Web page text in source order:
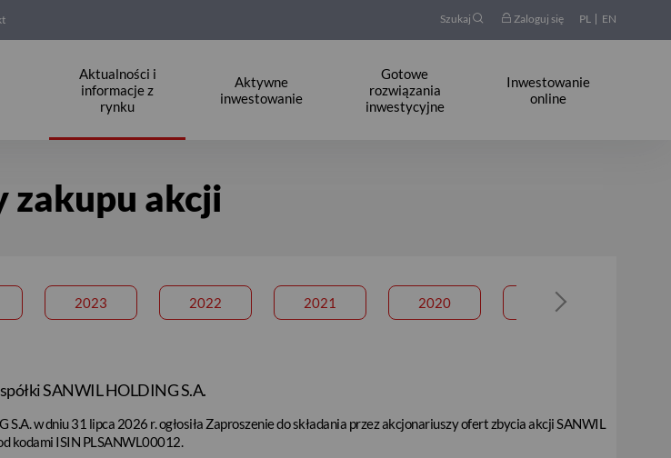
Szukaj Zaloguj się PL EN
Aktualności i
informacje z
rynku
Aktywne
inwestowanie
Gotowe
rozwiązania
inwestycyjne
Inwestowanie
online
zakupu akcji
2023 2022 2021 2020 2019
SANWIL HOLDING S.A.
w dniu 31 lipca 2026 r. ogłosiła Zaproszenie do składania przez akcjonariuszy ofert zbycia akcji SANWIL
kodami ISIN PLSANWL00012.